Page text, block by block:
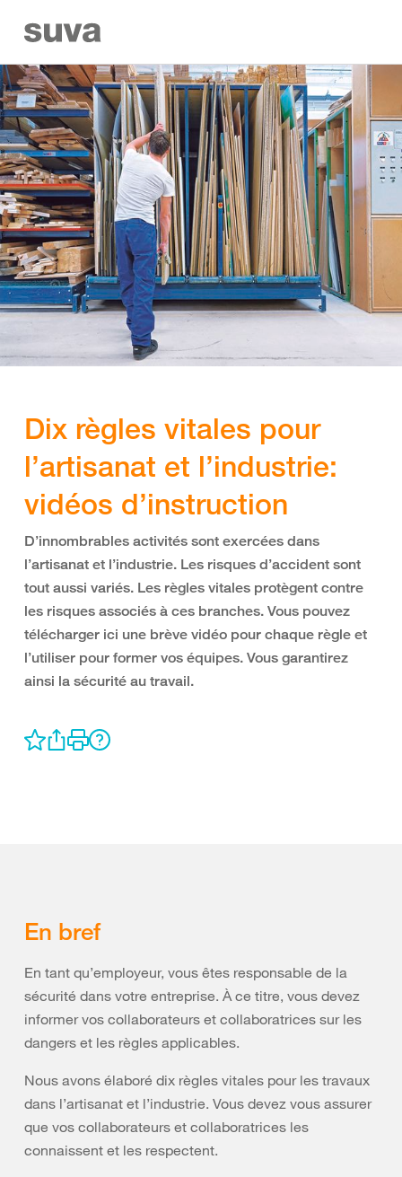
Dix règles vitales pour
l’artisanat et l’industrie:
vidéos d’instruction
D’innombrables activités sont exercées dans
l’artisanat et l’industrie. Les risques d’accident sont
tout aussi variés. Les règles vitales protègent contre
les risques associés à ces branches. Vous pouvez
télécharger ici une brève vidéo pour chaque règle et
l’utiliser pour former vos équipes. Vous garantirez
ainsi la sécurité au travail.
En bref
En tant qu’employeur, vous êtes responsable de la
sécurité dans votre entreprise. À ce titre, vous devez
informer vos collaborateurs et collaboratrices sur les
dangers et les règles applicables.
Nous avons élaboré dix règles vitales pour les travaux
dans l’artisanat et l’industrie. Vous devez vous assurer
que vos collaborateurs et collaboratrices les
connaissent et les respectent.